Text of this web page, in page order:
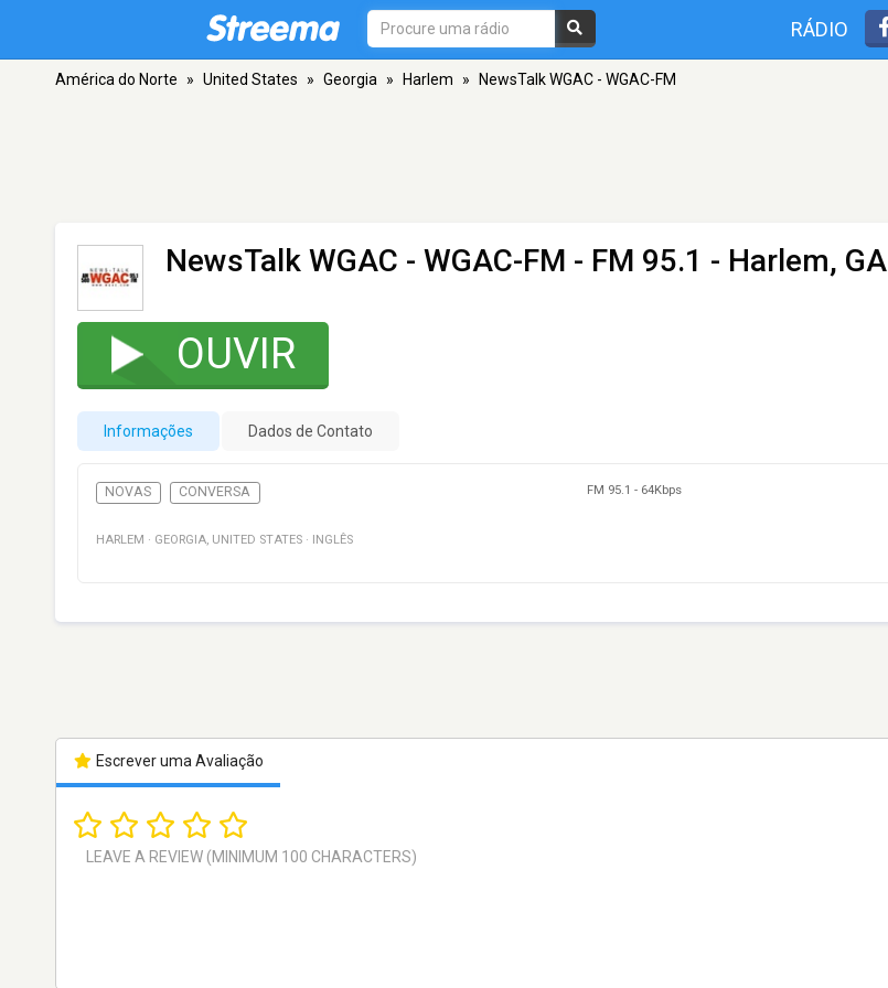
RÁDIO
América do Norte » United States » Georgia » Harlem » NewsTalk WGAC - WGAC-FM
NewsTalk WGAC - WGAC-FM - FM 95.1 - Harlem, GA
OUVIR
Informações Dados de Contato
NOVAS CONVERSA FM 95.1 - 64Kbps
HARLEM · GEORGIA, UNITED STATES · INGLÊS
Escrever uma Avaliação